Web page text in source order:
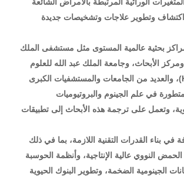
اكتشاف وتطوير علاجات وتشخيصات جديدة
بحثية عالمية المستوى مثل مستشفى الملك
الأبحاث، وجامعة الملك عبد الله للعلوم
، والعديد من الجامعات والمستشفيات الكبرى
في علم الجينوم والبروتيوميات
وتعمل على ترجمة هذه الأبحاث إلى تطبيقات
في بناء القدرات التقنية اللازمة، بما في ذلك
النووي عالية الإنتاجية، وأنظمة الحوسبة
الجينومية الضخمة، وتطوير البنوك الحيوية